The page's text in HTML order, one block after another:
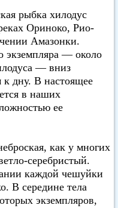
рыбка хилодус
Ориноко, Рио-
Амазонки.
экземпляра — около
— вниз
дну. В настоящее
в наших
ее
как у многих
серебристый.
каждой чешуйки
В середине тела
экземпляров,